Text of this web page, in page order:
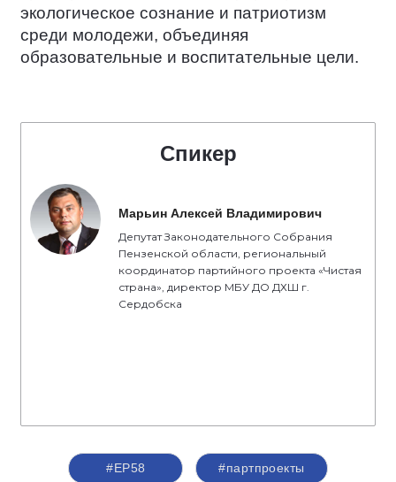
экологическое сознание и патриотизм
среди молодежи, объединяя
образовательные и воспитательные цели.
Спикер
Марьин Алексей Владимирович
Депутат Законодательного Собрания
Пензенской области, региональный
координатор партийного проекта «Чистая
страна», директор МБУ ДО ДХШ г.
Сердобска
#ЕР58 #партпроекты